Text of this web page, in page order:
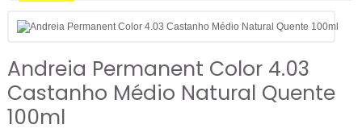
Andreia Permanent Color 4.03
Castanho Médio Natural Quente
100ml